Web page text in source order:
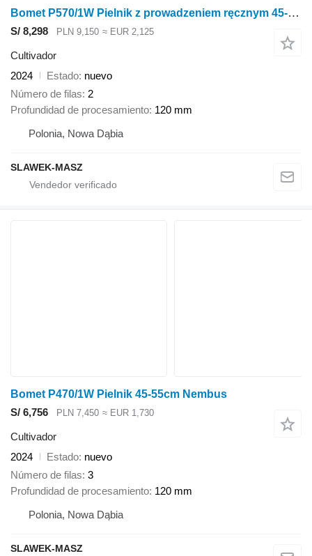
Bomet P570/1W Pielnik z prowadzeniem ręcznym 45-55cm Nembus
S/ 8,298 PLN 9,150 ≈ EUR 2,125
Cultivador
2024
Estado nuevo
Número de filas 2
Profundidad de procesamiento 120 mm
Polonia, Nowa Dąbia
SLAWEK-MASZ
Bomet P470/1W Pielnik 45-55cm Nembus
S/ 6,756
PLN 7,450 ≈ EUR 1,730
Cultivador
2024
Estado nuevo
Número de filas 3
Profundidad de procesamiento 120 mm
Polonia, Nowa Dąbia
SLAWEK-MASZ